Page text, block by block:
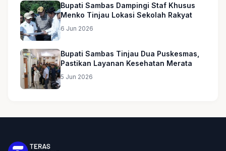
Bupati Sambas Dampingi Staf Khusus
Menko Tinjau Lokasi Sekolah Rakyat
6 Jun 2026
Bupati Sambas Tinjau Dua Puskesmas,
Pastikan Layanan Kesehatan Merata
5 Jun 2026